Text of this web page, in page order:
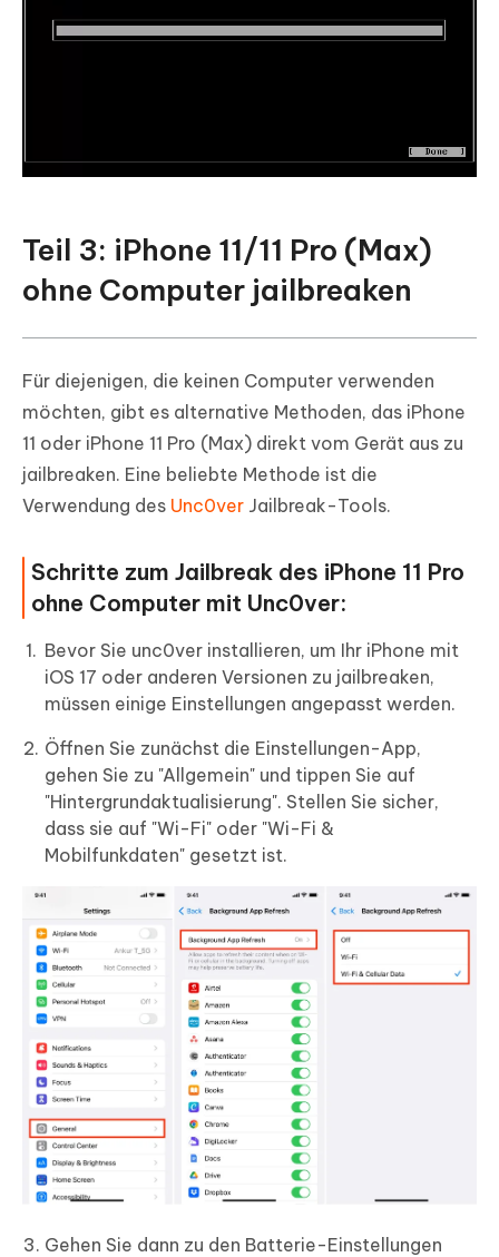
Teil 3: iPhone 11/11 Pro (Max)
ohne Computer jailbreaken
Für diejenigen, die keinen Computer verwenden
möchten, gibt es alternative Methoden, das iPhone
11 oder iPhone 11 Pro (Max) direkt vom Gerät aus zu
jailbreaken. Eine beliebte Methode ist die
Verwendung des Unc0ver Jailbreak-Tools.
Schritte zum Jailbreak des iPhone 11 Pro
ohne Computer mit Unc0ver:
Bevor Sie unc0ver installieren, um Ihr iPhone mit
iOS 17 oder anderen Versionen zu jailbreaken,
müssen einige Einstellungen angepasst werden.
Öffnen Sie zunächst die Einstellungen-App,
gehen Sie zu "Allgemein" und tippen Sie auf
"Hintergrundaktualisierung". Stellen Sie sicher,
dass sie auf "Wi-Fi" oder "Wi-Fi &
Mobilfunkdaten" gesetzt ist.
Gehen Sie dann zu den Batterie-Einstellungen